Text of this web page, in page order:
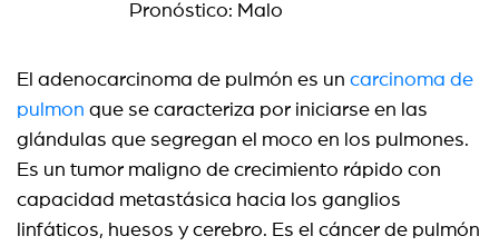
Pronóstico: Malo
El adenocarcinoma de pulmón es un carcinoma de
pulmon que se caracteriza por iniciarse en las
glándulas que segregan el moco en los pulmones.
Es un tumor maligno de crecimiento rápido con
capacidad metastásica hacia los ganglios
linfáticos, huesos y cerebro. Es el cáncer de pulmón